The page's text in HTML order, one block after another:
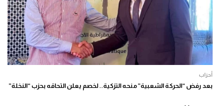
أحزاب
بعد رفض “الحركة الشعبية” منحه التزكية.. لخصم يعلن التحاقه بحزب “النخلة”